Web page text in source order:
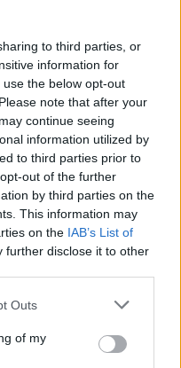
to third parties, or
information for
the below opt-out
note that after your
continue seeing
information utilized by
to third parties prior to
out of the further
by third parties on the
This information may
on the IAB’s List of
further disclose it to other
one or more Google
You may click to
its third-party tags to
Outs
of my
segnalazioni,
le tue foto
al numero +39
ultime news